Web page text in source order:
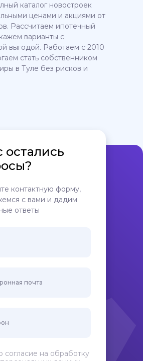
каталог новостроек
ценами и акциями от
Рассчитаем ипотечный
варианты с
выгодой. Работаем с 2010
стать собственником
в Туле без рисков и
почта
согласие на обработку
контактную форму,
с вами и дадим
ответы
остались